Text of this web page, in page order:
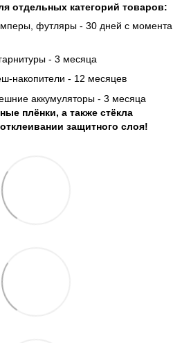
отдельных категорий товаров:
футляры - 30 дней с момента
- 3 месяца
накопители - 12 месяцев
аккумуляторы - 3 месяца
плёнки, а также стёкла
защитного слоя!